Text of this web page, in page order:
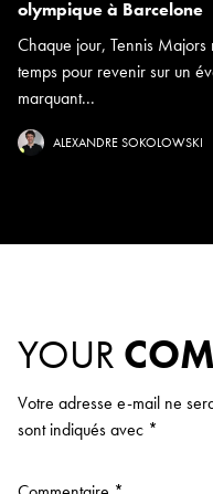
olympique à Barcelone
Chaque jour, Tennis Majors
temps pour revenir sur un
marquant...
ALEXANDRE SOKOLOWSKI
YOUR
Votre adresse e-mail ne
sont indiqués avec *